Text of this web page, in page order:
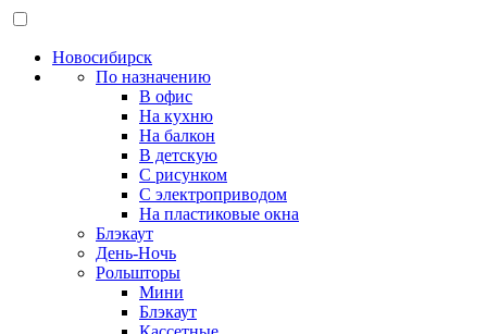
Новосибирск
По назначению
В офис
На кухню
На балкон
В детскую
С рисунком
С электроприводом
На пластиковые окна
Блэкаут
День-Ночь
Рольшторы
Мини
Блэкаут